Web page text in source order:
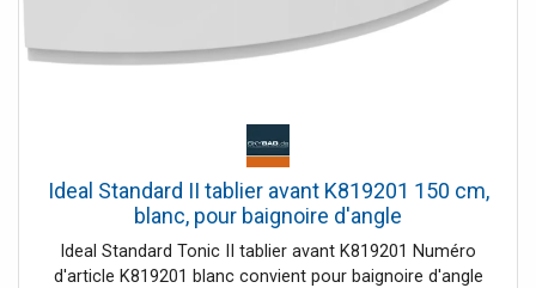
Ideal Standard II tablier avant K819201 150 cm,
blanc, pour baignoire d'angle
Ideal Standard Tonic II tablier avant K819201 Numéro
d'article K819201 blanc convient pour baignoire d'angle